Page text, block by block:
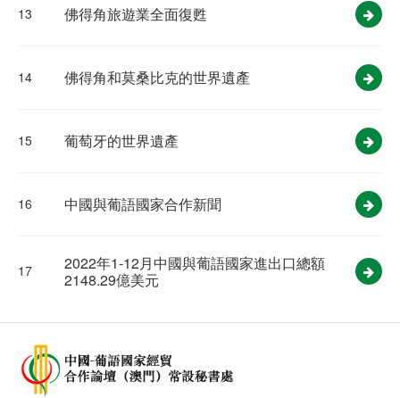
13 佛得角旅遊業全面復甦
14 佛得角和莫桑比克的世界遺產
15 葡萄牙的世界遺產
16 中國與葡語國家合作新聞
17
2022年1-12月中國與葡語國家進出口總額
2148.29億美元